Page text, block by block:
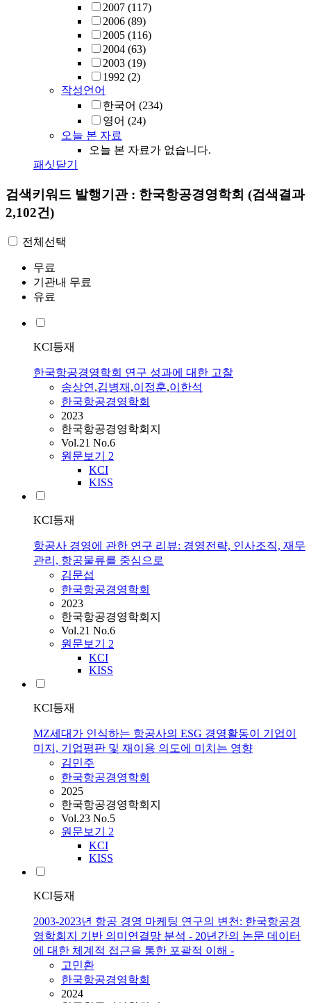
2007 (117)
2006 (89)
2005 (116)
2004 (63)
2003 (19)
1992 (2)
작성언어
한국어 (234)
영어 (24)
오늘 본 자료
오늘 본 자료가 없습니다.
패싯닫기
검색키워드 발행기관 : 한국항공경영학회 (검색결과
2,102건)
전체선택
무료
기관내 무료
유료
KCI등재
한국항공경영학회 연구 성과에 대한 고찰
송상연,김병재 ,이정훈,이한석
한국항공경영학회
2023
한국항공경영학회지
Vol.21 No.6
원문보기 2
KCI
KISS
KCI등재
항공사 경영에 관한 연구 리뷰: 경영전략, 인사조직, 재무
관리, 항공물류를 중심으로
김문섭
한국항공경영학회
2023
한국항공경영학회지
Vol.21 No.6
원문보기 2
KCI
KISS
KCI등재
MZ세대가 인식하는 항공사의 ESG 경영활동이 기업이
미지, 기업평판 및 재이용 의도에 미치는 영향
김민주
한국항공경영학회
2025
한국항공경영학회지
Vol.23 No.5
원문보기 2
KCI
KISS
KCI등재
2003-2023년 항공 경영 마케팅 연구의 변천: 한국항공경
영학회지 기반 의미연결망 분석 - 20년간의 논문 데이터
에 대한 체계적 접근을 통한 포괄적 이해 -
고민환
한국항공경영학회
2024